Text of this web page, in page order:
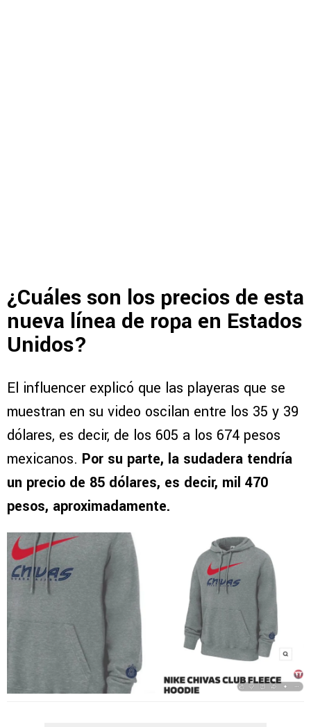
¿Cuáles son los precios de esta
nueva línea de ropa en Estados
Unidos?
El influencer explicó que las playeras que se
muestran en su video oscilan entre los 35 y 39
dólares, es decir, de los 605 a los 674 pesos
mexicanos. Por su parte, la sudadera tendría
un precio de 85 dólares, es decir, mil 470
pesos, aproximadamente.